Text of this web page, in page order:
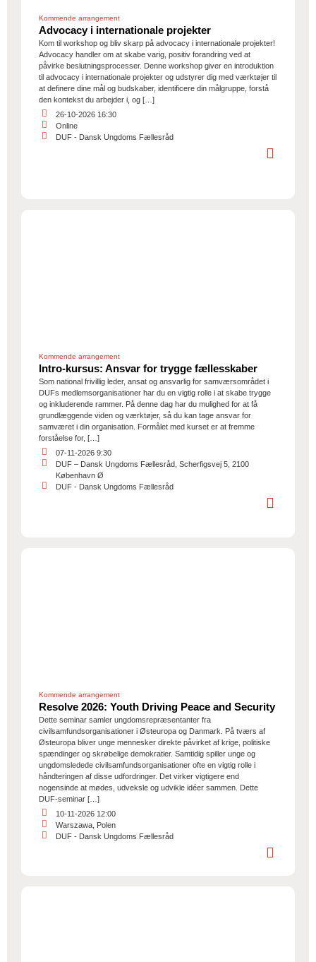
Kommende arrangement
Advocacy i internationale projekter
Kom til workshop og bliv skarp på advocacy i internationale projekter!
Advocacy handler om at skabe varig, positiv forandring ved at
påvirke beslutningsprocesser. Denne workshop giver en introduktion
til advocacy i internationale projekter og udstyrer dig med værktøjer til
at definere dine mål og budskaber, identificere din målgruppe, forstå
den kontekst du arbejder i, og […]
26-10-2026 16:30
Online
DUF - Dansk Ungdoms Fællesråd
Kommende arrangement
Intro-kursus: Ansvar for trygge fællesskaber
Som national frivillig leder, ansat og ansvarlig for samværsområdet i
DUFs medlemsorganisationer har du en vigtig rolle i at skabe trygge
og inkluderende rammer. På denne dag har du mulighed for at få
grundlæggende viden og værktøjer, så du kan tage ansvar for
samværet i din organisation. Formålet med kurset er at fremme
forståelse for, […]
07-11-2026 9:30
DUF – Dansk Ungdoms Fællesråd, Scherfigsvej 5, 2100
København Ø
DUF - Dansk Ungdoms Fællesråd
Kommende arrangement
Resolve 2026: Youth Driving Peace and Security
Dette seminar samler ungdomsrepræsentanter fra
civilsamfundsorganisationer i Østeuropa og Danmark. På tværs af
Østeuropa bliver unge mennesker direkte påvirket af krige, politiske
spændinger og skrøbelige demokratier. Samtidig spiller unge og
ungdomsledede civilsamfundsorganisationer ofte en vigtig rolle i
håndteringen af disse udfordringer. Det virker vigtigere end
nogensinde at mødes, udveksle og udvikle idéer sammen. Dette
DUF‑seminar […]
10-11-2026 12:00
Warszawa, Polen
DUF - Dansk Ungdoms Fællesråd